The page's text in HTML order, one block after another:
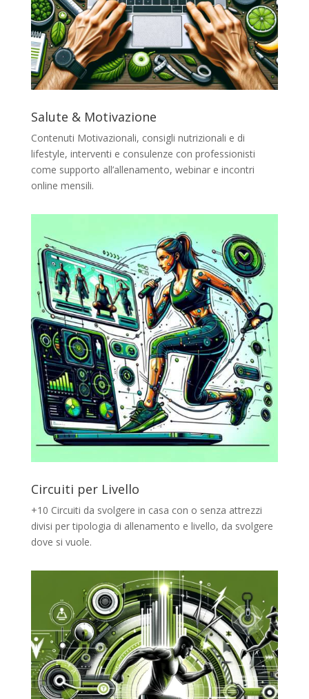
Salute & Motivazione
Contenuti Motivazionali, consigli nutrizionali e di
lifestyle, interventi e consulenze con professionisti
come supporto all’allenamento, webinar e incontri
online mensili.
Circuiti per Livello
+10 Circuiti da svolgere in casa con o senza attrezzi
divisi per tipologia di allenamento e livello, da svolgere
dove si vuole.